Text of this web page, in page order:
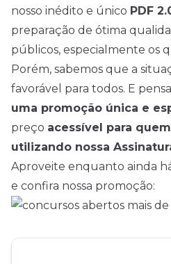
nosso inédito e único PDF
preparação de ótima
públicos, especialmente os
Porém, sabemos que a
favorável para todos. E
uma promoção única e
preço acessível para
utilizando nossa
Aproveite enquanto ainda
e confira nossa promoção: